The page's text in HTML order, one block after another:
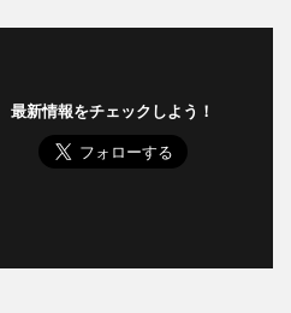
最新情報をチェックしよう！